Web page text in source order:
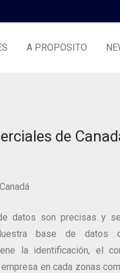
A PROPOSITO
de
datos son precisas y
base de datos
la identificación, el
en cada zonas